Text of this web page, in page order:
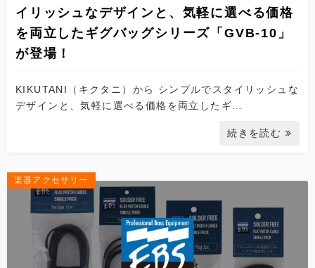
イリッシュなデザインと、気軽に選べる価格
を両立したギグバッグシリーズ「GVB-10」
が登場！
KIKUTANI（キクタニ）から シンプルでスタイリッシュな
デザインと、気軽に選べる価格を両立したギ…
続きを読む
楽器アクセサリー